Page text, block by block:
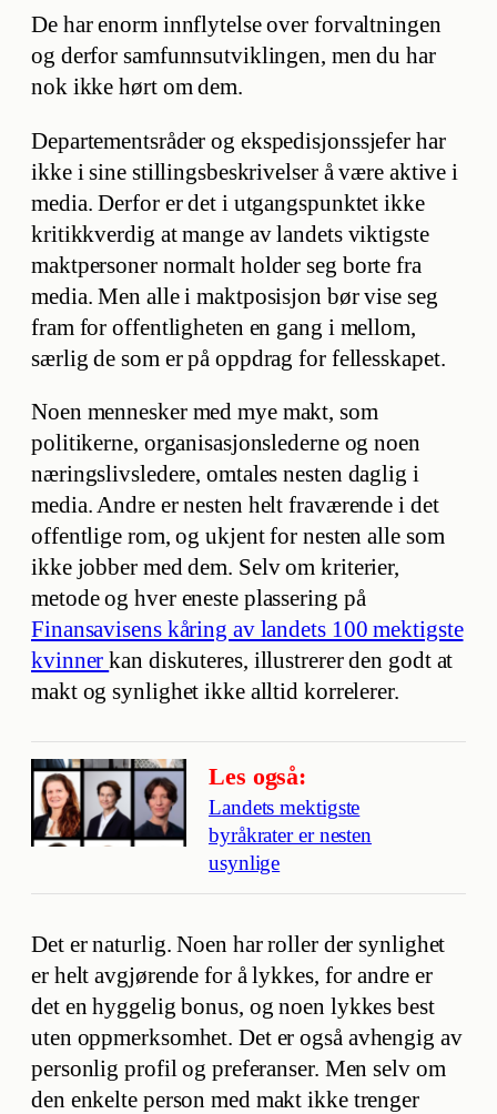
De har enorm innflytelse over forvaltningen
og derfor samfunnsutviklingen, men du har
nok ikke hørt om dem.
Departementsråder og ekspedisjonssjefer har
ikke i sine stillingsbeskrivelser å være aktive i
media. Derfor er det i utgangspunktet ikke
kritikkverdig at mange av landets viktigste
maktpersoner normalt holder seg borte fra
media. Men alle i maktposisjon bør vise seg
fram for offentligheten en gang i mellom,
særlig de som er på oppdrag for fellesskapet.
Noen mennesker med mye makt, som
politikerne, organisasjonslederne og noen
næringslivsledere, omtales nesten daglig i
media. Andre er nesten helt fraværende i det
offentlige rom, og ukjent for nesten alle som
ikke jobber med dem. Selv om kriterier,
metode og hver eneste plassering på
Finansavisens kåring av landets 100 mektigste
kvinnerkan diskuteres, illustrerer den godt at
makt og synlighet ikke alltid korrelerer.
Les også:
Landets mektigste
byråkrater er nesten
usynlige
Det er naturlig. Noen har roller der synlighet
er helt avgjørende for å lykkes, for andre er
det en hyggelig bonus, og noen lykkes best
uten oppmerksomhet. Det er også avhengig av
personlig profil og preferanser. Men selv om
den enkelte person med makt ikke trenger